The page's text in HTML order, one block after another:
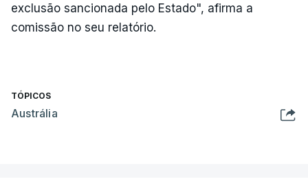
exclusão sancionada pelo Estado", afirma a
comissão no seu relatório.
TÓPICOS
Austrália